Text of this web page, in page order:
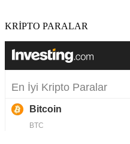
KRİPTO PARALAR